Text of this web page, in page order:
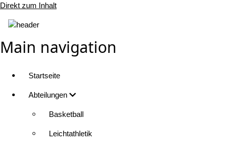
Direkt zum Inhalt
Main navigation
Startseite
Abteilungen
Basketball
Leichtathletik